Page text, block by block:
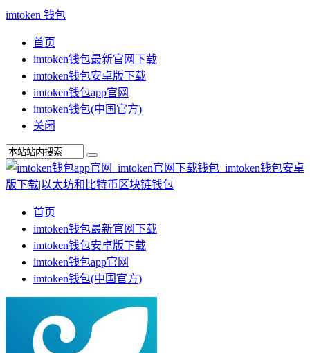
imtoken 钱包
首页
imtoken钱包最新官网下载
imtoken钱包安卓版下载
imtoken钱包app官网
imtoken钱包(中国官方)
关闭
首页
imtoken钱包最新官网下载
imtoken钱包安卓版下载
imtoken钱包app官网
imtoken钱包(中国官方)